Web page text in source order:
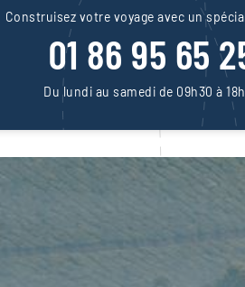
Construisez votre voyage avec un
01 86 95 65
Du lundi au samedi de 09h30 à